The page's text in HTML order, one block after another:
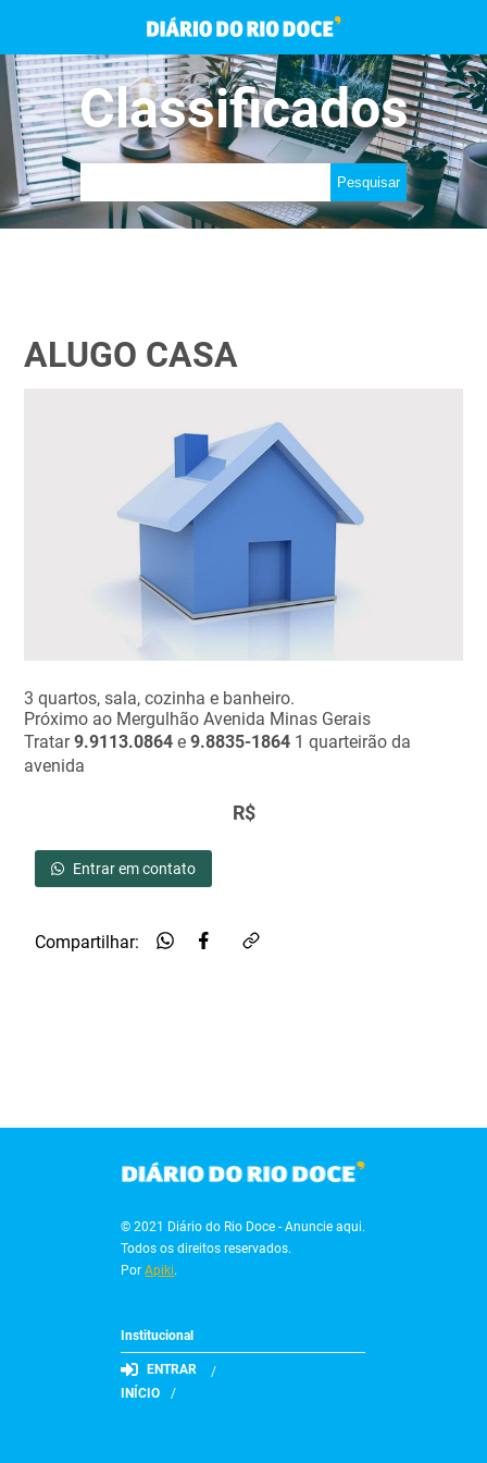
Classificados
ALUGO CASA
3 quartos, sala, cozinha e banheiro.
Próximo ao Mergulhão Avenida Minas Gerais
Tratar9.9113.0864e 9.8835-1864 1 quarteirão da
avenida
R$
Entrar em contato
Compartilhar:
© 2021 Diário do Rio Doce - Anuncie aqui.
Todos os direitos reservados.
PorApiki.
Institucional
ENTRAR
INÍCIO